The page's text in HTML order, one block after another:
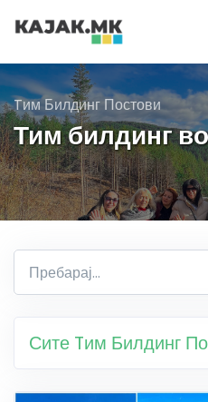
Tим Билдинг Постови
Тим билдинг
Сите Tим Билдинг